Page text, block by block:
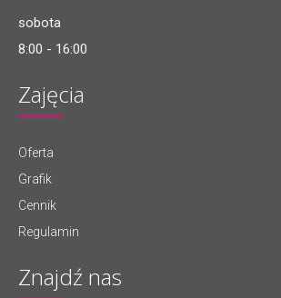
sobota
8:00 - 16:00
Zajęcia
Oferta
Grafik
Cennik
Regulamin
Znajdź nas